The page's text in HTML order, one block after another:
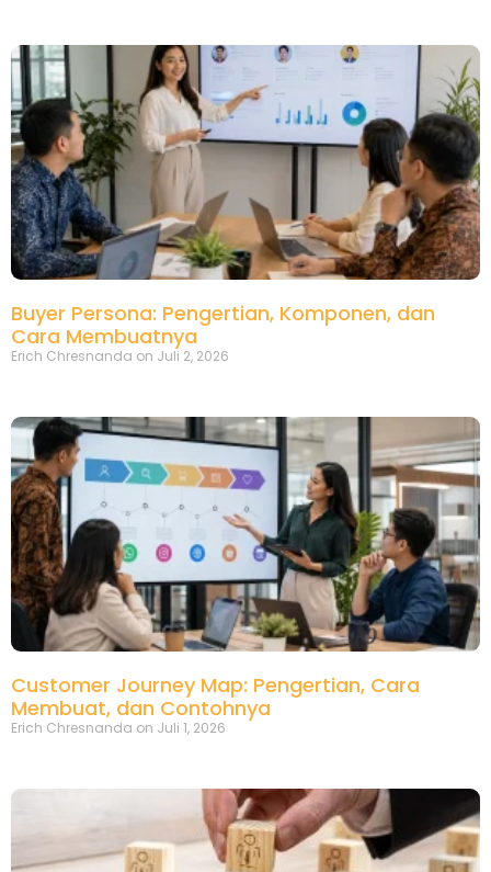
Buyer Persona: Pengertian, Komponen, dan
Cara Membuatnya
Erich Chresnanda Juli 2, 2026
Customer Journey Map: Pengertian, Cara
Membuat, dan Contohnya
Erich Chresnanda Juli 1, 2026